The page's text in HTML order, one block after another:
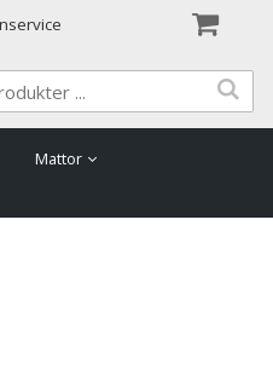
Mattor